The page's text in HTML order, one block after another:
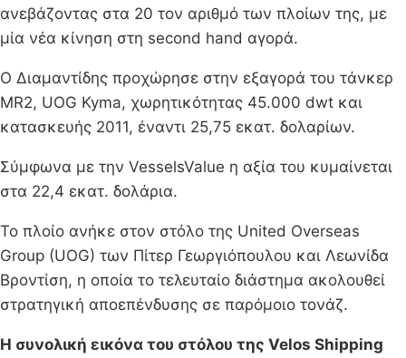
ανεβάζοντας στα 20 τον αριθμό των πλοίων της, με
μία νέα κίνηση στη second hand αγορά.
Ο Διαμαντίδης προχώρησε στην εξαγορά του τάνκερ
MR2, UOG Kyma, χωρητικότητας 45.000 dwt και
κατασκευής 2011, έναντι 25,75 εκατ. δολαρίων.
Σύμφωνα με την VesselsValue η αξία του κυμαίνεται
στα 22,4 εκατ. δολάρια.
Το πλοίο ανήκε στον στόλο της United Overseas
Group (UOG) των Πίτερ Γεωργιόπουλου και Λεωνίδα
Βροντίση, η οποία το τελευταίο διάστημα ακολουθεί
στρατηγική αποεπένδυσης σε παρόμοιο τονάζ.
Η συνολική εικόνα του στόλου της Velos Shipping